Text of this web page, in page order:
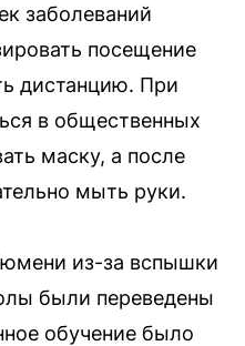
заболеваний
посещение
дистанцию. При
в общественных
маску, а после
мыть руки.
из-за вспышки
были переведены
обучение было